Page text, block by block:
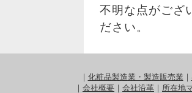
不明な点がござ
ださい。
｜ 化粧品製造業・製造販売業 ｜
｜ 会社概要 ｜ 会社沿革 ｜ 所在地